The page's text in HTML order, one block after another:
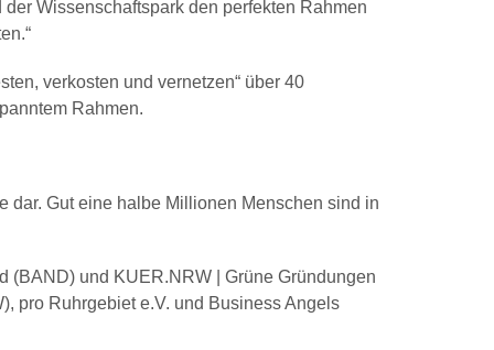
Wissenschaftspark den perfekten Rahmen
verkosten und vernetzen“ über 40
Rahmen.
dar. Gut eine halbe Millionen Menschen sind in
(BAND) und KUER.NRW | Grüne Gründungen
pro Ruhrgebiet e.V. und Business Angels